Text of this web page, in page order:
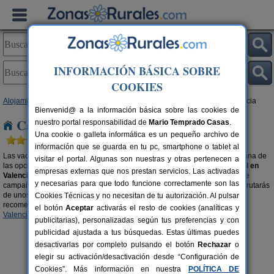
Alojamientos > Valencia
Campings y Bungalows en Valencia
Las vacaciones rurales en losCampings y Bungalows en Valenciason una de
las opciones más populares y baratas a la hora de practicar
turismo rural en
Valencia
, ya sea con una autocaravana en un camping, con una tienda de
campaña o alquilando unacabaña de maderaen tu destino favorito. Disfrutarás
de unos días inolvidables en el entorno natural que buscas. También te
recomendamos echarle un vistazo a nuestra selección deAlbergues en
Valencia
INFORMACIÓN BÁSICA SOBRE
COOKIES
Bienvenid@ a la información básica sobre las cookies de
nuestro portal responsabilidad de Mario Temprado Casas.
Una cookie o galleta informática es un pequeño archivo de
información que se guarda en tu pc, smartphone o tablet al
visitar el portal. Algunas son nuestras y otras pertenecen a
empresas externas que nos prestan servicios. Las activadas
y necesarias para que todo funcione correctamente son las
Cookies Técnicas y no necesitan de tu autorización. Al pulsar
el botónAceptar activarás el resto de cookies (analíticas y
publicitarias), personalizadas según tus preferencias y con
publicidad ajustada a tus búsquedas. Estas últimas puedes
desactivarlas por completo pulsando el botón Rechazar o
elegir su activación/desactivación desde “Configuración de
Cookies”. Más información en nuestra
POLÍTICA DE